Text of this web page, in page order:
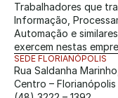
Trabalhadores que
Informação,
Automação e
exercem nestas
SEDE FLORIANÓPOLIS
Rua Saldanha
Centro –